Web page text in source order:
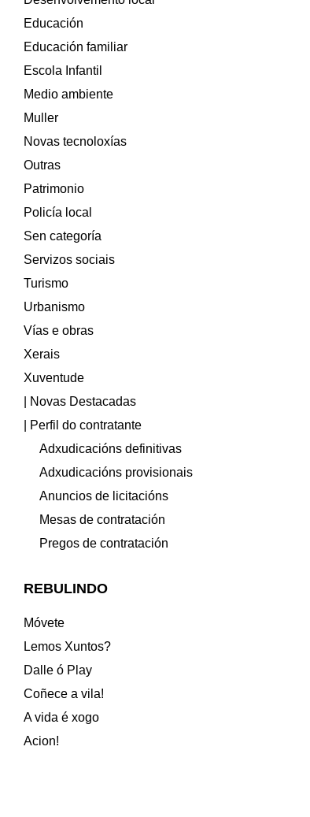
Educación
Educación familiar
Escola Infantil
Medio ambiente
Muller
Novas tecnoloxías
Outras
Patrimonio
Policía local
Sen categoría
Servizos sociais
Turismo
Urbanismo
Vías e obras
Xerais
Xuventude
| Novas Destacadas
| Perfil do contratante
Adxudicacións definitivas
Adxudicacións provisionais
Anuncios de licitacións
Mesas de contratación
Pregos de contratación
REBULINDO
Móvete
Lemos Xuntos?
Dalle ó Play
Coñece a vila!
A vida é xogo
Acion!